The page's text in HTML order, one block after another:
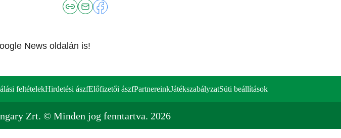
News oldalán is!
feltételekHirdetési ászfElőfizetői ászfPartnereinkJátékszabályzatSüti beállítások
Zrt. © Minden jog fenntartva. 2026